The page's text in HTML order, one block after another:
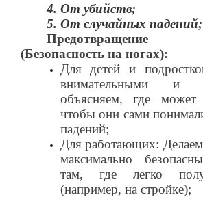
4. От убийств;
5. От случайных падений;
(Безопасность на ногах):
Для детей и
внимательными и
объясняем, где
чтобы они сами
падений;
Для работающих:
максимально
там, где легко
(например, на стройке);